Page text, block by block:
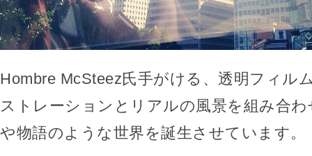
Hombre McSteez氏手がける、透明フィル
ストレーションとリアルの風景を組み合
や物語のような世界を誕生させています。